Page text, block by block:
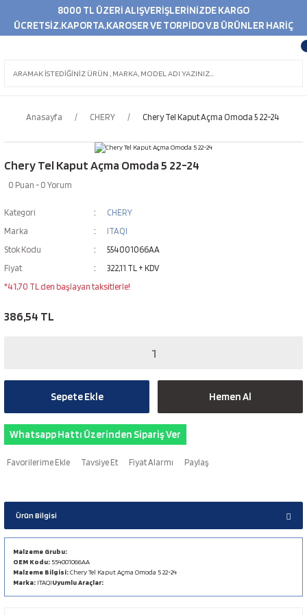
8000 TL ÜZERİ ALIŞVERİŞLERİNİZDE KARGO
ÜCRETSİZ.KAPORTA,KAROSER VE TORPİDO V.B ÜRÜNLER HARİÇ
Anasayfa CHERY Chery Tel Kaput Açma Omoda 5 22-24
Chery Tel Kaput Açma Omoda 5 22-24
0 Puan - 0 Yorum
Kategori
CHERY
Marka
ITAQI
Stok Kodu
554001066AA
Fiyat
322,11 TL + KDV
*41,70 TL den başlayan taksitlerle!
386,54 TL
Sepete Ekle Hemen Al
Whatsapp Hattı Üzerinden Sipariş Ver
Tavsiye Et Fiyat Alarmı Paylaş
Ürün Bilgisi
Malzeme Grubu:
OEM Kodu: 554001066AA
Malzeme Bilgisi:Chery Tel Kaput Açma Omoda 5 22-24
Marka: ITAQIUyumlu Araçlar: